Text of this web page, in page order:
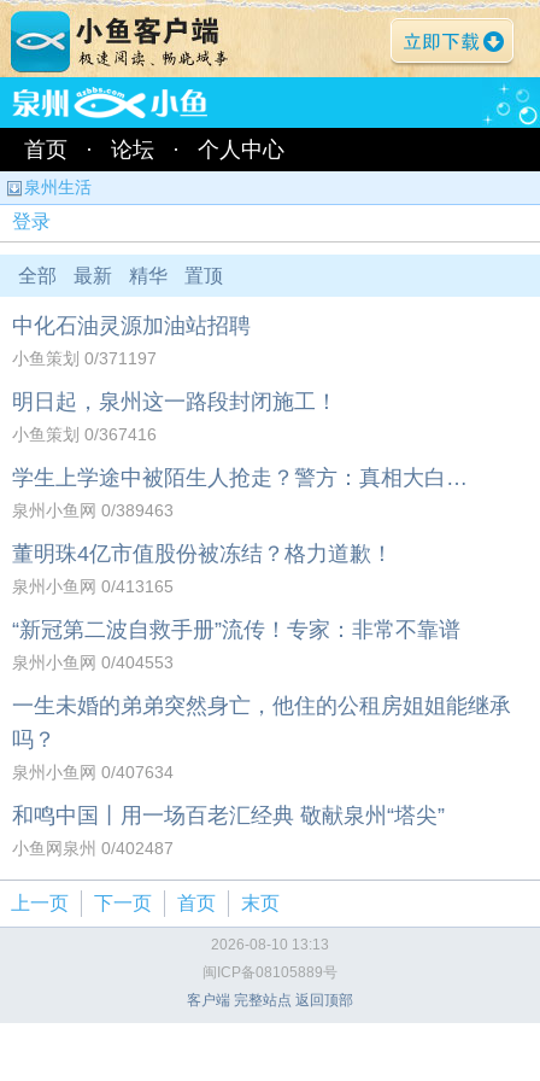
首页 · 论坛 · 个人中心
泉州生活
登录
全部 最新 精华 置顶
中化石油灵源加油站招聘
小鱼策划 0/371197
明日起，泉州这一路段封闭施工！
小鱼策划 0/367416
学生上学途中被陌生人抢走？警方：真相大白…
泉州小鱼网 0/389463
董明珠4亿市值股份被冻结？格力道歉！
泉州小鱼网 0/413165
“新冠第二波自救手册”流传！专家：非常不靠谱
泉州小鱼网 0/404553
一生未婚的弟弟突然身亡，他住的公租房姐姐能继承
吗？
泉州小鱼网 0/407634
和鸣中国丨用一场百老汇经典 敬献泉州“塔尖”
小鱼网泉州 0/402487
上一页 下一页 首页 末页
2026-08-10 13:13
闽ICP备08105889号
客户端 完整站点 返回顶部